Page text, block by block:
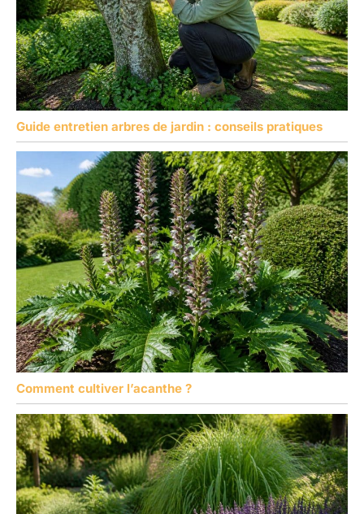
batterie dans un endroit
frais et sec, à l’abri des
températures extrêmes,
afin de prolonger sa
durée de vie ; 3. N’utilisez
pas ces batteries avec
d’autres appareils afin
d’éviter toute surcharge.
SL3.0X38mm
Guide entretien arbres de jardin : conseils pratiques
Comment cultiver l’acanthe ?